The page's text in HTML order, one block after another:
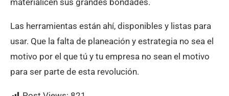
materialicen sus grandes bondades.
Las herramientas están ahí, disponibles y listas para
usar. Que la falta de planeación y estrategia no sea el
motivo por el que tú y tu empresa no sean el motivo
para ser parte de esta revolución.